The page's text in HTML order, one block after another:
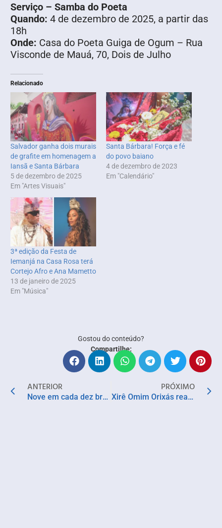
Serviço – Samba do Poeta
Quando: 4 de dezembro de 2025, a partir das
18h
Onde: Casa do Poeta Guiga de Ogum – Rua
Visconde de Mauá, 70, Dois de Julho
Relacionado
Salvador ganha dois murais
de grafite em homenagem a
Iansã e Santa Bárbara
5 de dezembro de 2025
Em "Artes Visuais"
Santa Bárbara! Força e fé
do povo baiano
4 de dezembro de 2023
Em "Calendário"
3ª edição da Festa de
Iemanjá na Casa Rosa terá
Cortejo Afro e Ana Mametto
13 de janeiro de 2025
Em "Música"
Gostou do conteúdo?
Compartilhe:
ANTERIOR
Nove em cada dez brasileiros acreditam que as mudanças climáticas podem impactar sua saúde
PRÓXIMO
Xirê Omim Orixás realiza a primeira Lavagem da Gruta do Mercado de Santa Bárbara